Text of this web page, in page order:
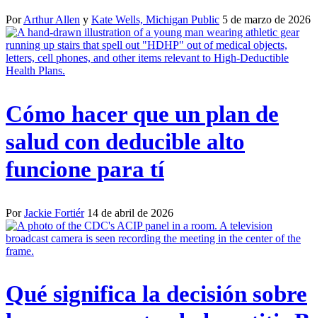
PorArthur Allen y Kate Wells, Michigan Public 5 de marzo de 2026
Cómo hacer que un plan de
salud con deducible alto
funcione para tí
PorJackie Fortiér 14 de abril de 2026
Qué significa la decisión sobre